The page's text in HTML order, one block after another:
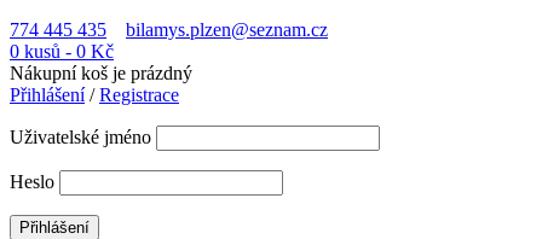
774 445 435
bilamys.plzen@seznam.cz
0 kusů - 0 Kč
Nákupní koš je prázdný
Přihlášení/Registrace
Uživatelské jméno
Heslo